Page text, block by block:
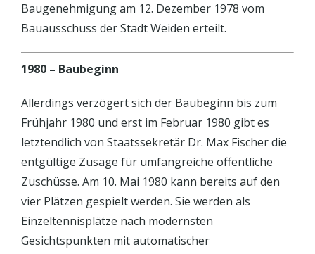
Baugenehmigung am 12. Dezember 1978 vom
Bauausschuss der Stadt Weiden erteilt.
1980 – Baubeginn
Allerdings verzögert sich der Baubeginn bis zum
Frühjahr 1980 und erst im Februar 1980 gibt es
letztendlich von Staatssekretär Dr. Max Fischer die
entgültige Zusage für umfangreiche öffentliche
Zuschüsse. Am 10. Mai 1980 kann bereits auf den
vier Plätzen gespielt werden. Sie werden als
Einzeltennisplätze nach modernsten
Gesichtspunkten mit automatischer